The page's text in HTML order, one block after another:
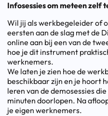
Infosessies om meteen zelf
Wil jij als werkbegeleider of
eersten aan de slag met de
online aan bij een van de
hoe je dit instrument
werknemers.
We laten je zien hoe de
beschikbaar zijn en je hoort
leren van de demosessies
minuten doorlopen. Na
je eigen werknemers.